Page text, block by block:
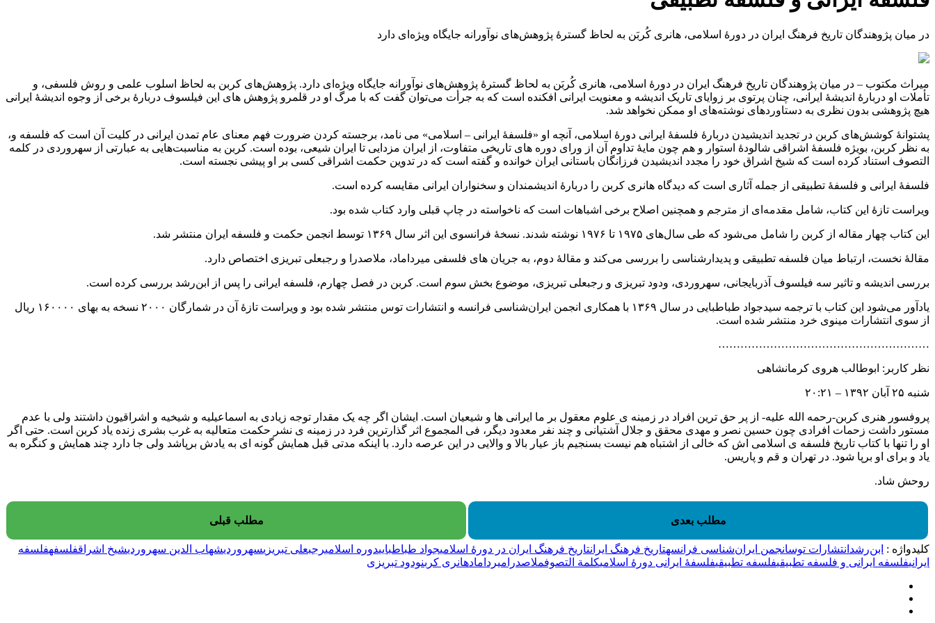
در میان پژوهندگان تاریخ فرهنگ ایران در دورهٔ اسلامی، هانری کُربَن به لحاظ گسترهٔ پژوهش‌های نوآورانه جایگاه ویژه‌ای دارد
میراث مکتوب – در میان پژوهندگان تاریخ فرهنگ ایران در دورهٔ اسلامی، هانری کُربَن به لحاظ گسترهٔ پژوهش‌های نوآورانه جایگاه ویژه‌ای دارد. پژوهش‌های کربن به لحاظ اسلوب علمی و روش فلسفی، و
تأملات او دربارۀ اندیشۀ ایرانی، چنان پرتوی بر زوایای تاریک اندیشه و معنویت ایرانی افکنده است که به جرأت می‌توان گفت که با مرگ او در قلمرو پژوهش های این فیلسوف دربارۀ برخی از وجوه اندیشۀ ایرانی
هیچ پژوهشی بدون نظری به دستاوردهای نوشته‌های او ممکن نخواهد شد.
پشتوانهٔ کوشش‌های کربن در تجدید اندیشیدن دربارۀ فلسفۀ ایرانی دورۀ اسلامی، آنچه او «فلسفۀ ایرانی – اسلامی» می نامد، برجسته کردن ضرورت فهم معنای عام تمدن ایرانی در کلیت آن است که فلسفه و،
به نظر کربن، بویژه فلسفۀ اشراقی شالودۀ استوار و هم چون مایۀ تداوم آن از ورای دوره های تاریخی متفاوت، از ایران مزدایی تا ایران شیعی، بوده است. کربن به مناسبت‌هایی به عبارتی از سهروردی در کلمه
التصوف استناد کرده است که شیخ اشراق خود را مجدد اندیشیدن فرزانگان باستانی ایران خوانده و گفته است که در تدوین حکمت اشراقی کسی بر او پیشی نجسته است.
فلسفۀ ایرانی و فلسفۀ تطبیقی از جمله آثاری است که دیدگاه هانری کربن را دربارۀ اندیشمندان و سخنواران ایرانی مقایسه کرده است.
ویراست تازۀ این کتاب، شامل مقدمه‌ای از مترجم و همچنین اصلاح برخی اشباهات است که ناخواسته در چاپ قبلی وارد کتاب شده بود.
این کتاب چهار مقاله از کربن را شامل می‌شود که طی سال‌های ۱۹۷۵ تا ۱۹۷۶ نوشته شدند. نسخۀ فرانسوی این اثر سال ۱۳۶۹ توسط انجمن حکمت و فلسفه ایران منتشر شد.
مقالۀ نخست، ارتباط میان فلسفه تطبیقی و پدیدارشناسی را بررسی می‌کند و مقالۀ دوم، به جریان ‌های فلسفی میرداماد، ملاصدرا و رجبعلی تبریزی اختصاص دارد.
بررسی اندیشه و تاثیر سه فیلسوف آذربایجانی، سهروردی، ودود تبریزی و رجبعلی تبریزی، موضوع بخش سوم است. کربن در فصل چهارم، فلسفه ایرانی را پس از ابن‌رشد بررسی کرده است.
یادآور می‌شود این کتاب با ترجمه سیدجواد طباطبایی در سال ۱۳۶۹ با همکاری انجمن ایران‌شناسی فرانسه و انتشارات توس منتشر شده بود و ویراست تازۀ آن در شمارگان ۲۰۰۰ نسخه به بهای ۱۶۰۰۰۰ ریال
از سوی انتشارات مینوی خرد منتشر شده است.
…………………………………………………
نظر کاربر: ابوطالب هروی کرمانشاهی
شنبه ۲۵ آبان ۱۳۹۲ – ۲۰:۲۱
پروفسور هنری کربن-رحمه الله علیه- از پر حق ترین افراد در زمینه ی علوم معقول بر ما ایرانی ها و شیعیان است. ایشان اگر چه یک مقدار توجه زیادی به اسماعیلیه و شیخیه و اشراقیون داشتند ولی با عدم
مستور داشت زحمات افرادی چون حسین نصر و مهدی محقق و جلال آشتیانی و چند نفر معدود دیگر، فی المجموع اثر گذارترین فرد در زمینه ی نشر حکمت متعالیه به غرب بشری زنده یاد کربن است. حتی اگر
او را تنها با کتاب تاریخ فلسفه ی اسلامی اش که خالی از اشتباه هم نیست بسنجیم باز عیار بالا و والایی در این عرصه دارد. با اینکه مدتی قبل همایش گونه ای به یادش برپاشد ولی جا دارد چند همایش و کنگره به
یاد و برای او برپا شود. در تهران و قم و پاریس.
روحش شاد.
مطلب قبلی مطلب بعدی
کلیدواژه : ابن‌رشد انتشارات توسانجمن ایران‌شناسی فرانسهتاریخ فرهنگ ایرانتاریخ فرهنگ ایران در دورهٔ اسلامیجواد طباطباییدوره اسلامیرجبعلی تبریزیسهروردیشهاب الدین سهروردیشیخ اشراقفلسفهفلسفه
ایرانیفلسفه ایرانی و فلسفه تطبیقیفلسفه تطبیقیفلسفۀ ایرانی دورۀ اسلامیکلمة التصوفملاصدرا میردامادهانری کربنودود تبریزی